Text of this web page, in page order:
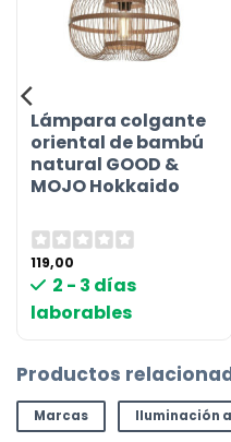
Lámpara colgante
oriental de bambú
natural GOOD &
MOJO Hokkaido
119,00
2 - 3 días
laborables
Productos
Marcas Iluminación